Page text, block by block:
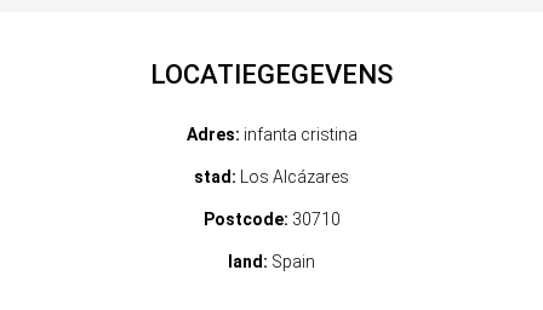
LOCATIEGEGEVENS
Adres: infanta cristina
stad: Los Alcázares
Postcode: 30710
land: Spain